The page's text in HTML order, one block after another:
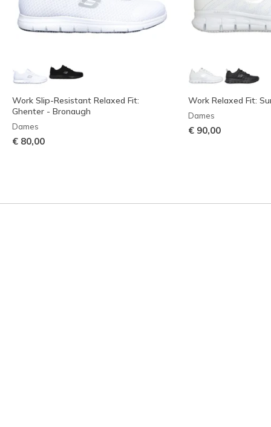
Work Slip-Resistant Relaxed Fit:
Ghenter - Bronaugh
Dames
€ 80,00
Work Relaxed Fit:
Dames
€ 90,00